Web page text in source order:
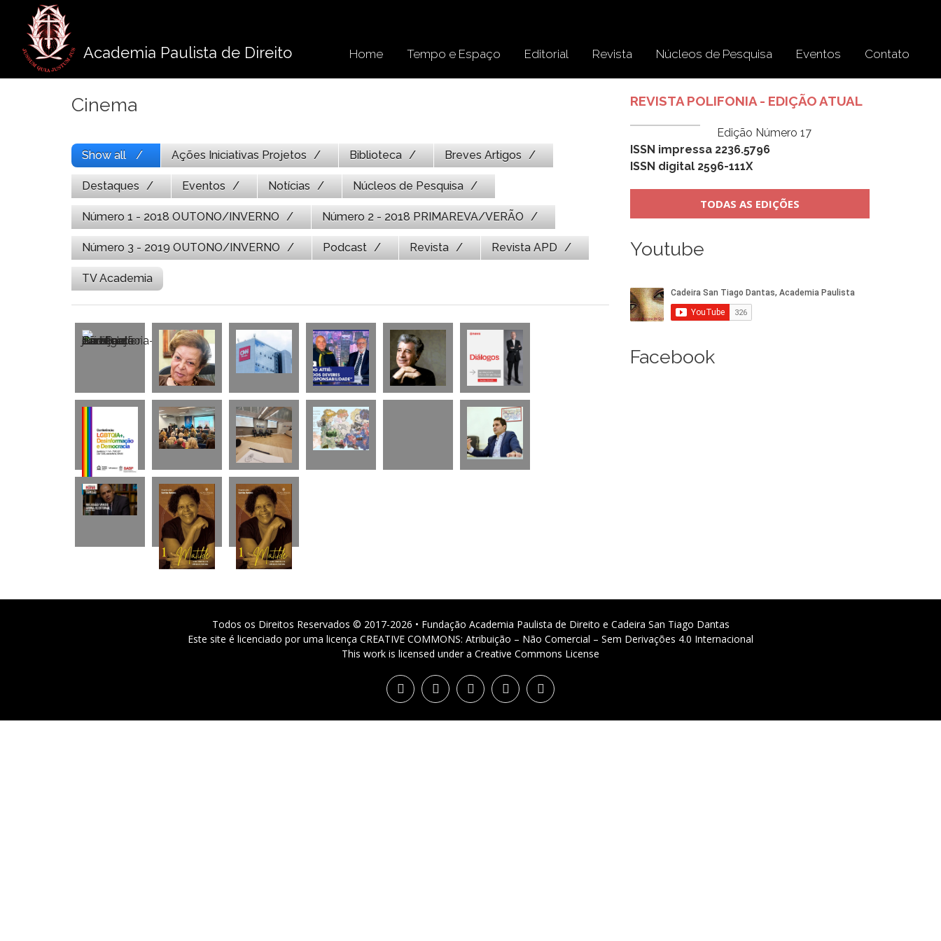
conteúdo
Academia Paulista de Direito Home Tempo e Espaço Editorial Revista Núcleos de Pesquisa Eventos Contato
Cinema
Show all Ações Iniciativas Projetos Biblioteca Breves Artigos
Destaques Eventos Notícias Núcleos de Pesquisa
Número 1 - 2018 OUTONO/INVERNO Número 2 - 2018 PRIMAREVA/VERÃO
Número 3 - 2019 OUTONO/INVERNO Podcast Revista Revista APD
TV Academia
REVISTA POLIFONIA - EDIÇÃO ATUAL
Edição Número 17
ISSN impressa 2236.5796
ISSN digital 2596-111X
TODAS AS EDIÇÕES
Youtube
Facebook
Todos os Direitos Reservados © 2017-2026 • Fundação Academia Paulista de Direito e Cadeira San Tiago Dantas
Este site é licenciado por uma licença CREATIVE COMMONS: Atribuição – Não Comercial – Sem Derivações 4.0 Internacional
This work is licensed under a Creative Commons License